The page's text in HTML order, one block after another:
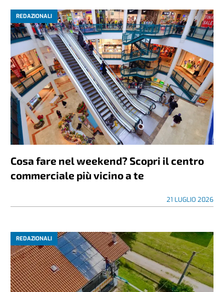
REDAZIONALI
Cosa fare nel weekend? Scopri il centro
commerciale più vicino a te
21 LUGLIO 2026
REDAZIONALI